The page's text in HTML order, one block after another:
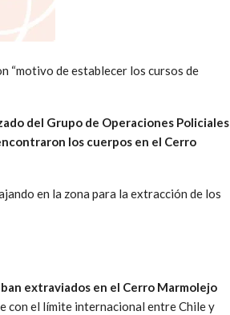
“motivo de establecer los cursos de
del Grupo de Operaciones Policiales
los cuerpos en el Cerro
en la zona para la extracción de los
extraviados en el Cerro Marmolejo
con el límite internacional entre Chile y